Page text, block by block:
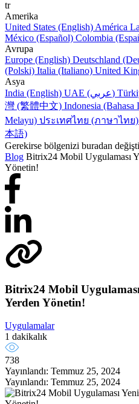
tr
Amerika
United States (English) América
México (Español) Colombia
Avrupa
Europe (English) Deutschland
(Polski) Italia (Italiano) United
Asya
India (English)
UAE (عربي)
灣 (繁體中文) Indonesia (Bahasa
Melayu) ประเทศไทย (ภาษาไทย)
本語)
Gerekirse bölgenizi buradan
Blog Bitrix24 Mobil Uygulaması
Yönetin!
Bitrix24 Mobil
Yerden Yönetin!
Uygulamalar
1 dakikalık
738
Yayınlandı: Temmuz 25, 2024
Yayınlandı: Temmuz 25, 2024